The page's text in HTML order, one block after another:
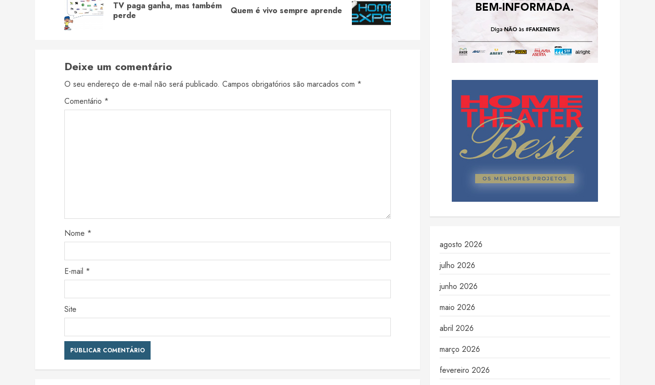
Previous
TV paga ganha, mas também
perde
Next
Quem é vivo sempre aprende
Deixe um comentário
O seu endereço de e-mail não será publicado. Campos obrigatórios são marcados com *
Comentário *
Nome *
E-mail *
Site
agosto 2026
julho 2026
junho 2026
maio 2026
abril 2026
março 2026
fevereiro 2026